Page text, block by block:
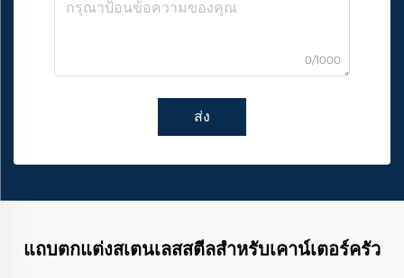
0/1000
ส่ง
แถบตกแต่งสเตนเลสสตีลสำหรับเคาน์เตอร์ครัว